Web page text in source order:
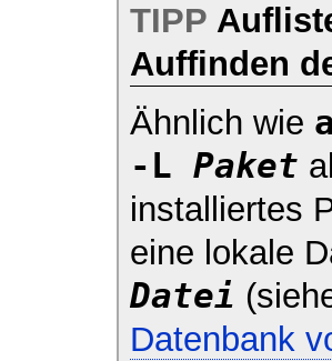
TIPP
Auffinden
Ähnlich wie
-L Paket
installiertes
eine lokale
Datei
Datenbank